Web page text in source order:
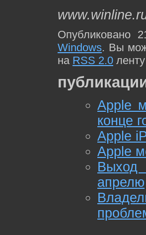
Опубликовано
Windows. Вы
на RSS 2.0
Apple
конце
Apple
Apple
апрелю